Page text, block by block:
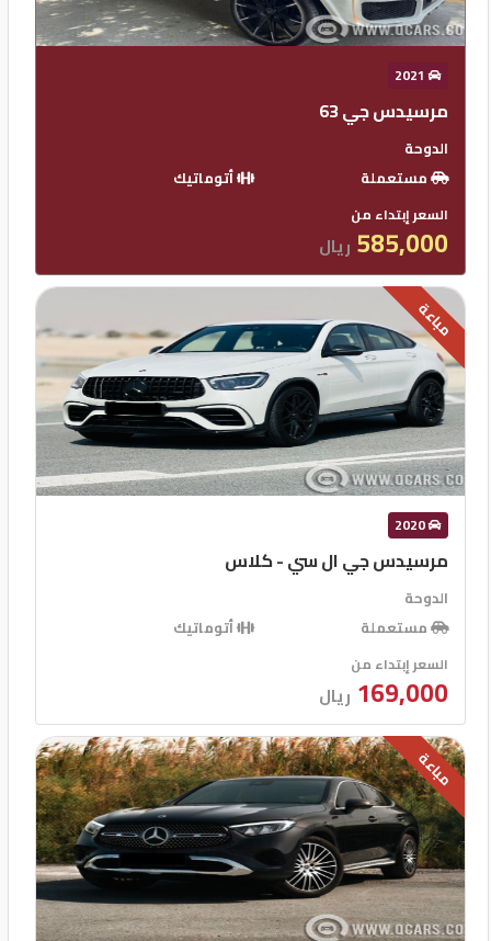
2021
مرسيدس جي 63
الدوحة
مستعملة
أتوماتيك
السعر إبتداء من
585,000 ريال
مباعة
2020
مرسيدس جي ال سي - كلاس
الدوحة
مستعملة
أتوماتيك
السعر إبتداء من
169,000 ريال
مباعة